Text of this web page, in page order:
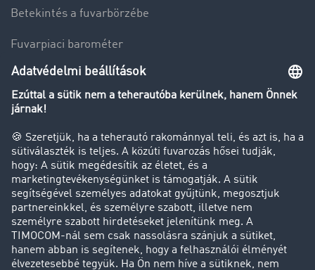
Betekintés a fuvarbörzébe
Fuvarpiaci barométer
Transzportlexikon
Tehergépkocsi-forgalomkorlátozás
Cég
Sikertörténetek
Ügyfél hoz ügyfelet
Jogi információk